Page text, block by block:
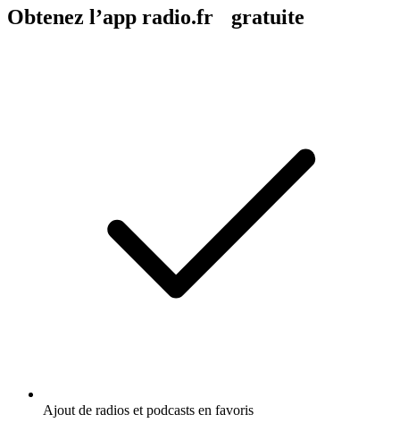
Obtenez l’app radio.fr gratuite
Ajout de radios et podcasts en favoris